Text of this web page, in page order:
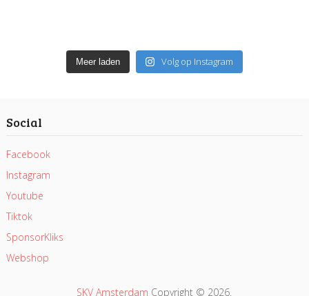
Meer laden Volg op Instagram
Social
Facebook
Instagram
Youtube
Tiktok
SponsorKliks
Webshop
SKV Amsterdam Copyright © 2026.